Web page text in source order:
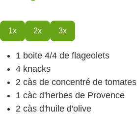
1x 2x 3x
1 boite 4/4 de flageolets
4 knacks
2 càs de concentré de tomates
1 càc d'herbes de Provence
2 càs d'huile d'olive